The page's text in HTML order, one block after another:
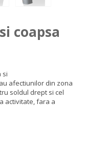
coapsa
si
afectiunilor din zona
soldul drept si cel
activitate, fara a